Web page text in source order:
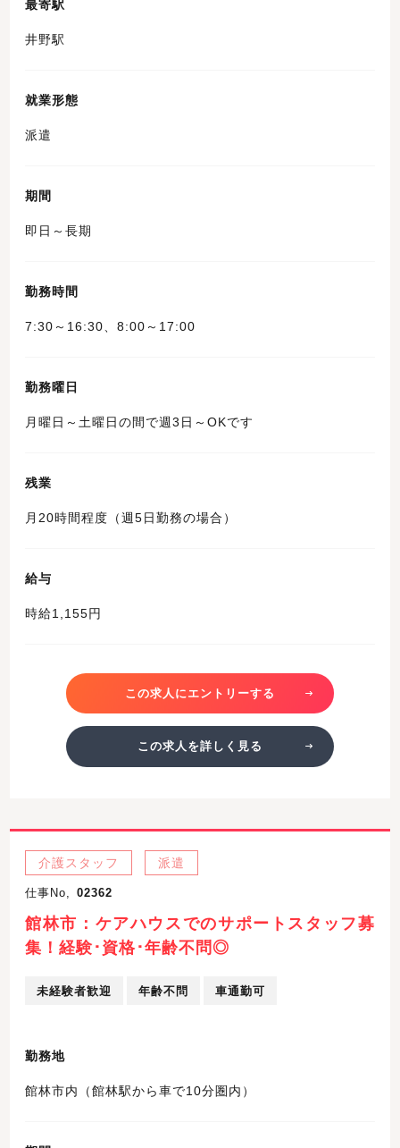
最寄駅
井野駅
就業形態
派遣
期間
即日～長期
勤務時間
7:30～16:30、8:00～17:00
勤務曜日
月曜日～土曜日の間で週3日～OKです
残業
月20時間程度（週5日勤務の場合）
給与
時給1,155円
この求人にエントリーする
この求人を詳しく見る
介護スタッフ 派遣
仕事No, 02362
館林市：ケアハウスでのサポートスタッフ募
集！経験･資格･年齢不問◎
未経験者歓迎 年齢不問 車通勤可
勤務地
館林市内（館林駅から車で10分圏内）